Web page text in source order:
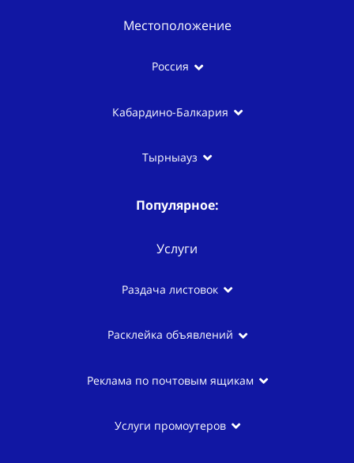
Местоположение
Россия
Кабардино-Балкария
Тырныауз
Популярное:
Услуги
Раздача листовок
Расклейка объявлений
Реклама по почтовым ящикам
Услуги промоутеров